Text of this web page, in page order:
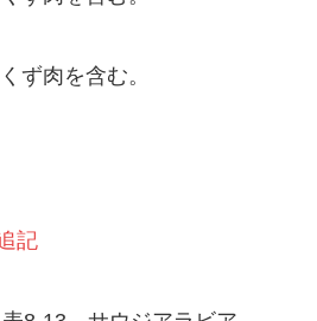
くず肉を含む。
記